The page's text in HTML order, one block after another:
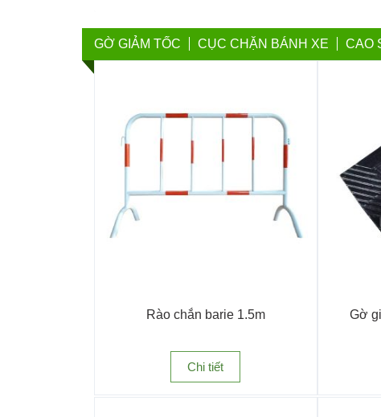
Hành Tinh Xanhhiện đang là đơn vị cung cấp
lớn đến cá nhân sử dụng. Dưới đây là những sản
GỜ GIẢM TỐC CỤC CHẶN BÁNH XE CAO
Rào chắn barie 1.5m
Chi tiết
Gờ